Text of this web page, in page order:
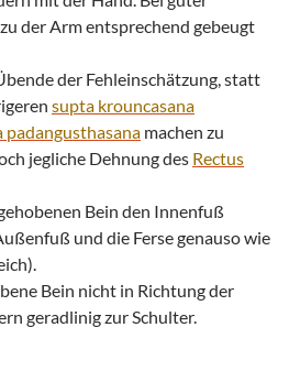
der Arm entsprechend gebeugt
der Fehleinschätzung, statt
supta krouncasana
padangusthasana machen zu
jegliche Dehnung des Rectus
Bein den Innenfuß
und die Ferse genauso wie
Bein nicht in Richtung der
geradlinig zur Schulter.